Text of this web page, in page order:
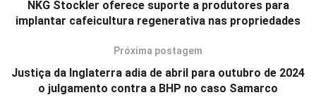
NKG Stockler oferece suporte a produtores para
implantar cafeicultura regenerativa nas propriedades
Próxima postagem
Justiça da Inglaterra adia de abril para outubro de 2024
o julgamento contra a BHP no caso Samarco